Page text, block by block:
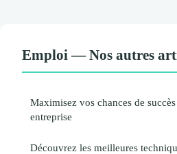
Emploi — Nos autres
Maximisez vos chances de
entreprise
Découvrez les meilleures